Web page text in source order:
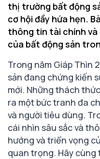
thị trường bất động
cơ hội đầy hứa hẹn.
thông tin tài chính và
của bất động sản
Trong năm Giáp Thìn
sản đang chứng kiến
mới. Những thách
ra một bức tranh đa
và người tiêu dùng.
cái nhìn sâu sắc và
hướng và triển vọng
quan trọng. Hãy cùng